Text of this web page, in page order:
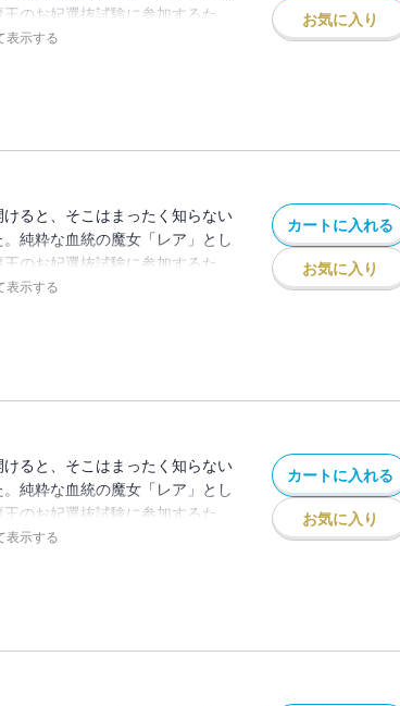
のお妃選抜試験に参加するた
妃にはならず無事に屋敷へ戻ろ
表示する
お気に入り
ると、そこはまったく知らない
純粋な血統の魔女「レア」とし
のお妃選抜試験に参加するた
妃にはならず無事に屋敷へ戻ろ
表示する
カートに入れる
お気に入り
ると、そこはまったく知らない
純粋な血統の魔女「レア」とし
のお妃選抜試験に参加するた
妃にはならず無事に屋敷へ戻ろ
表示する
カートに入れる
お気に入り